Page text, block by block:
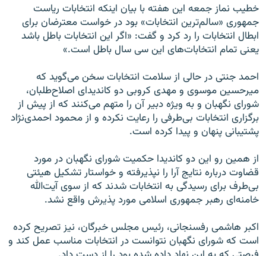
خطیب نماز جمعه این هفته با بیان اینکه انتخابات ریاست
جمهوری «سالم‌ترین انتخابات» بود در خواست معترضان برای
ابطال انتخابات را رد کرد و گفت: «اگر این انتخابات باطل باشد
یعنی تمام انتخابات‌های این سی سال باطل است.»
احمد جنتی در حالی از سلامت انتخابات سخن می‌گوید که
میرحسین موسوی و مهدی کروبی دو کاندیدای اصلاح‌طلبان،
شورای نگهبان و به ویژه دبیر آن را متهم می‌کنند که از پیش از
برگزاری انتخابات بی‌طرفی را رعایت نکرده و از محمود احمدی‌نژاد
پشتیبانی پنهان و پیدا کرده است.
از همین رو این دو کاندیدا حکمیت شورای نگهبان در مورد
قضاوت درباره نتایج آرا را نپذیرفته و خواستار تشکیل هیئتی
بی‌طرف برای رسیدگی به انتخابات شدند که از سوی آیت‌الله
خامنه‌ای رهبر جمهوری اسلامی مورد پذیرش واقع نشد.
اکبر هاشمی رفسنجانی، رئیس مجلس خبرگان، نیز تصریح کرده
است که شورای نگهبان نتوانست در انتخابات مناسب عمل کند و